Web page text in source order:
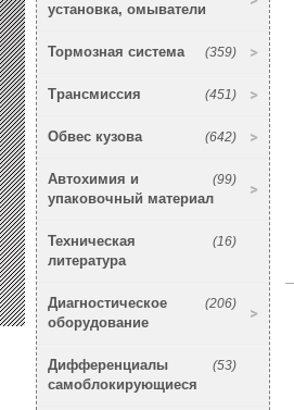
установка, омыватели
(359)
Тормозная система
(451)
Трансмиссия
(642)
Обвес кузова
(99)
Автохимия и
упаковочный материал
(16)
Техническая
литература
(206)
Диагностическое
оборудование
(53)
Дифференциалы
самоблокирующиеся